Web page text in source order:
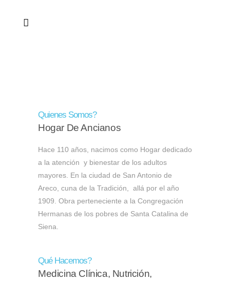
Quienes Somos?
Hogar De Ancianos
Hace 110 años, nacimos como Hogar dedicado
a la atención y bienestar de los adultos
mayores. En la ciudad de San Antonio de
Areco, cuna de la Tradición, allá por el año
1909. Obra perteneciente a la Congregación
Hermanas de los pobres de Santa Catalina de
Siena.
Qué Hacemos?
Medicina Clínica, Nutrición,